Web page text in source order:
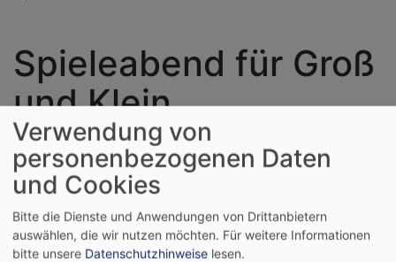
Spieleabend für Groß
und Klein
Alle, ob groß oder klein,
wieder ganz herzlich zu
den beliebten
Spieleabenden im
Verwendung von
personenbezogenen Daten
und Cookies
Bitte die Dienste und Anwendungen von Drittanbietern
auswählen, die wir nutzen möchten. Für weitere Informationen
bitte unsere Datenschutzhinweise lesen.